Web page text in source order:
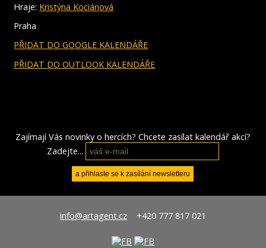
Hraje: Kristýna Kociánová
Praha
PŘIDAT DO GOOGLE KALENDÁŘE
PŘIDAT DO OUTLOOK KALENDÁŘE
Zajímají Vás novinky o hercích? Chcete zasílat kalendář akcí?
Zadejte...
info@artagent.cz+420 777 817 021